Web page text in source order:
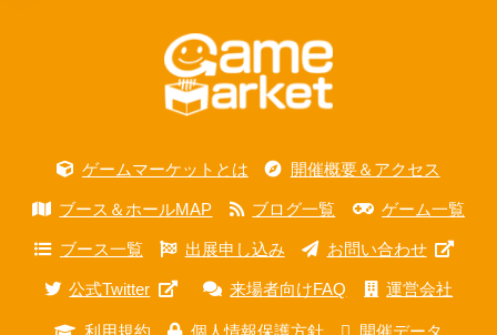
ゲームマーケットとは 開催概要＆アクセス
ブース＆ホールMAP ブログ一覧 ゲーム一覧
ブース一覧 出展申し込み お問い合わせ
公式Twitter 来場者向けFAQ 運営会社
利用規約 個人情報保護方針 開催データ